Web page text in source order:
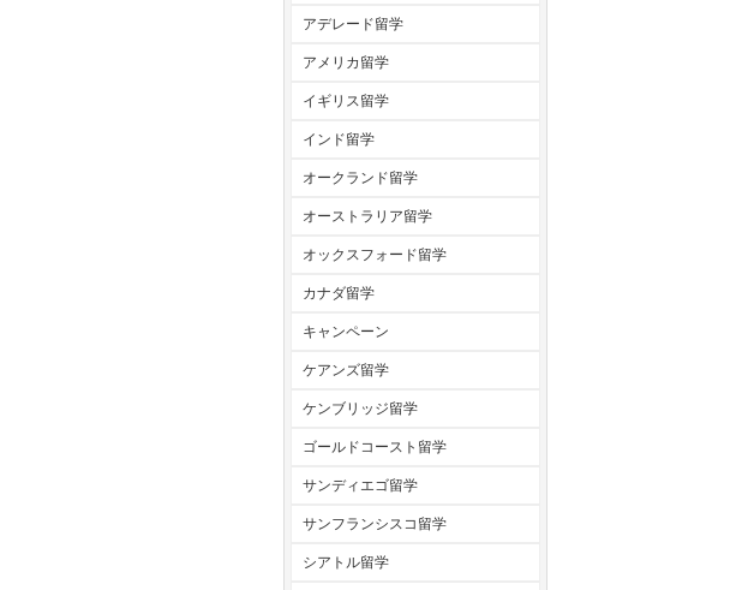
アデレード留学
アメリカ留学
イギリス留学
インド留学
オークランド留学
オーストラリア留学
オックスフォード留学
カナダ留学
キャンペーン
ケアンズ留学
ケンブリッジ留学
ゴールドコースト留学
サンディエゴ留学
サンフランシスコ留学
シアトル留学